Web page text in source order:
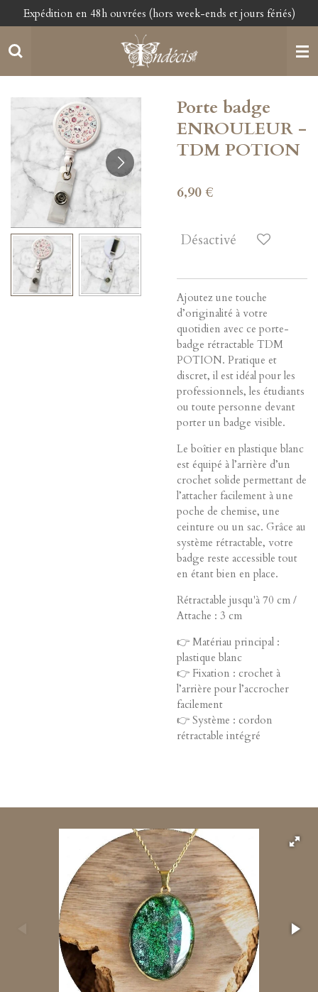
Passer
au
contenu
principal
Expédition en 48h ouvrées (hors week-ends et jours fériés)
Porte badge
ENROULEUR -
TDM POTION
6,90 €
Désactivé
Ajoutez une touche
d’originalité à votre
quotidien avec ce porte-
badge rétractable TDM
POTION. Pratique et
discret, il est idéal pour les
professionnels, les étudiants
ou toute personne devant
porter un badge visible.
Le boîtier en plastique blanc
est équipé à l’arrière d’un
crochet solide permettant de
l’attacher facilement à une
poche de chemise, une
ceinture ou un sac. Grâce au
système rétractable, votre
badge reste accessible tout
en étant bien en place.
Rétractable jusqu'à 70 cm /
Attache : 3 cm
👉 Matériau principal :
plastique blanc
👉 Fixation : crochet à
l’arrière pour l’accrocher
facilement
👉 Système : cordon
rétractable intégré